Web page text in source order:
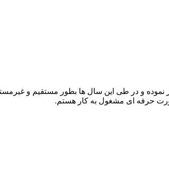
آغاز نموده و در طی این سال ها بطور
حرفه ای مشغول به کار هستم.